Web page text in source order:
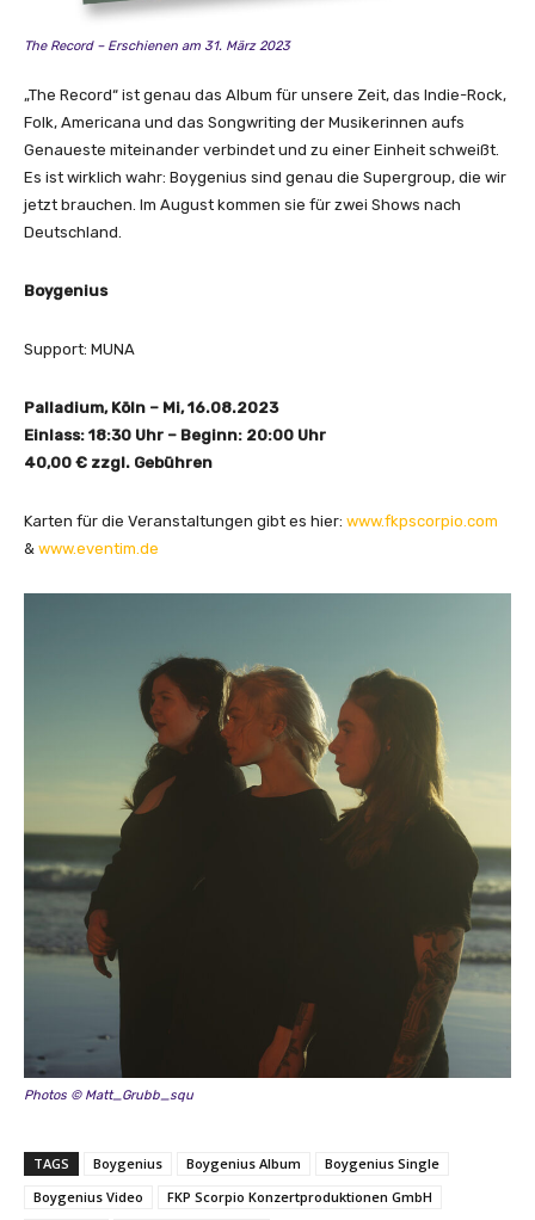
The Record – Erschienen am 31. März 2023
„The Record“ ist genau das Album für unsere Zeit, das Indie-Rock,
Folk, Americana und das Songwriting der Musikerinnen aufs
Genaueste miteinander verbindet und zu einer Einheit schweißt.
Es ist wirklich wahr: Boygenius sind genau die Supergroup, die wir
jetzt brauchen. Im August kommen sie für zwei Shows nach
Deutschland.
Boygenius
Support: MUNA
Palladium, Köln – Mi, 16.08.2023
Einlass: 18:30 Uhr – Beginn: 20:00 Uhr
40,00 € zzgl. Gebühren
Karten für die Veranstaltungen gibt es hier: www.fkpscorpio.com
& www.eventim.de
Photos © Matt_Grubb_squ
TAGS Boygenius Boygenius Album
Boygenius Single
Boygenius Video
FKP Scorpio Konzertproduktionen GmbH